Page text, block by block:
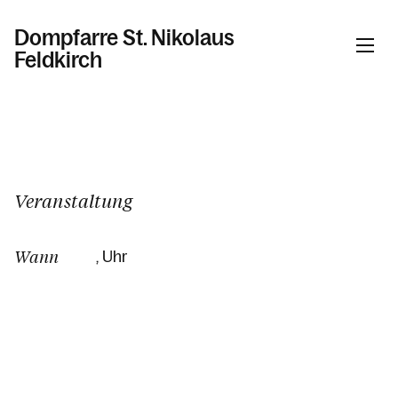
Dompfarre St. Nikolaus
Feldkirch
Kalender
Personen
Veranstaltung
Wann , Uhr